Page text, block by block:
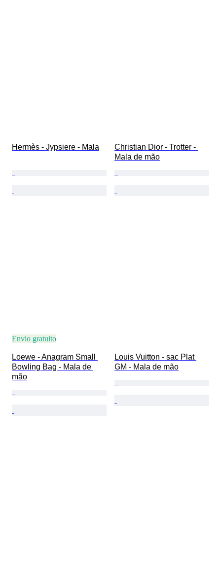
Hermès - Jypsiere - Mala
Christian Dior - Trotter -
Mala de mão
Envio gratuito
Loewe - Anagram Small
Bowling Bag - Mala de
mão
Louis Vuitton - sac Plat
GM - Mala de mão